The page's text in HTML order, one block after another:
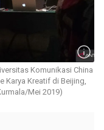
Komunikasi China
Karya Kreatif di Beijing,
Mei 2019)